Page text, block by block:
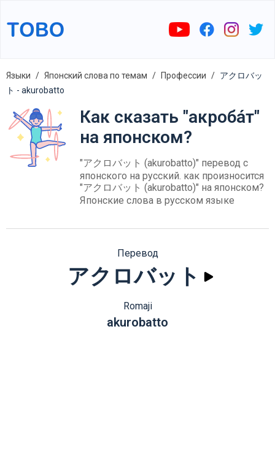
Языки Японский слова по темам Профессии
アクロバッ
ト - akurobatto
Как сказать "акроба́т"
на японском?
"アクロバット (akurobatto)" перевод с
японского на русский. как произносится
"アクロバット (akurobatto)" на японском?
Японские слова в русском языке
Перевод
アクロバット
Romaji
akurobatto